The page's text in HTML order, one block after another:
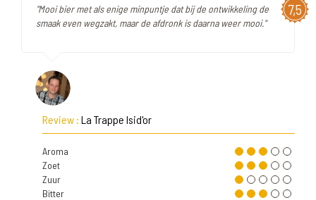
7,5
"Mooi bier met als enige minpuntje dat bij de ontwikkeling de
smaak even wegzakt, maar de afdronk is daarna weer mooi."
Review : La Trappe Isid'or
Aroma
Zoet
Zuur
Bitter